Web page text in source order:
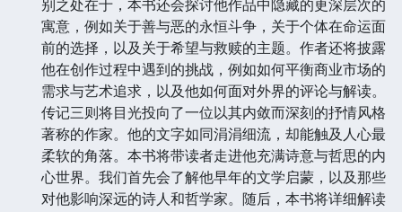
别之处在于，本书还会探讨他作品中隐藏的更深层次的
寓意，例如关于善与恶的永恒斗争，关于个体在命运面
前的选择，以及关于希望与救赎的主题。作者还将披露
他在创作过程中遇到的挑战，例如如何平衡商业市场的
需求与艺术追求，以及他如何面对外界的评论与解读。
传记三则将目光投向了一位以其内敛而深刻的抒情风格
著称的作家。他的文字如同涓涓细流，却能触及人心最
柔软的角落。本书将带读者走进他充满诗意与哲思的内
心世界。我们首先会了解他早年的文学启蒙，以及那些
对他影响深远的诗人和哲学家。随后，本书将详细解读